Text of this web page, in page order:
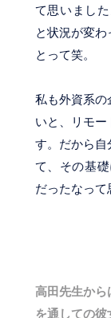
て思いまし
と状況が変
とって笑。
私も外資系の
いと、リモ
す。だから自
て、その基
だったなって
高田先生から
を通しての